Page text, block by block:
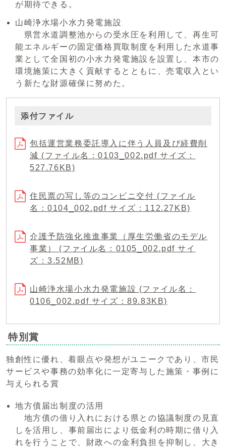
が期待できる。
山崎浄水場小水力発電施設
県営水道調整池からの受水圧を利用して、再生可
能エネルギーの固定価格買取制度を利用した水道事
業として全国初の小水力発電施設を設置し、本市の
環境施策に大きく貢献するとともに、売電収入とい
う新たな財源確保に努めた。
添付ファイル
包括運営業務委託導入に伴う人員及び経費削
減 (ファイル名：0103_002.pdf サイズ：
527.76KB)
住民票の写し等のコンビニ交付 (ファイル
名：0104_002.pdf サイズ：112.27KB)
介護予防強化推進事業（厚生労働省のモデル
事業） (ファイル名：0105_002.pdf サイ
ズ：3.52MB)
山崎浄水場小水力発電施設 (ファイル名：
0106_002.pdf サイズ：89.83KB)
特別賞
独創性に優れ、着眼点や発想がユニークであり、市民
サービスや事務の効率化に一定寄与した施策・事例に
与えられる賞
地方債届出制度の活用
地方債の借り入れにおける県との協議制度の見直
しを活用し、事前届出により低金利の時期に借り入
れを行うことで、財政への金利負担を抑制し、大き